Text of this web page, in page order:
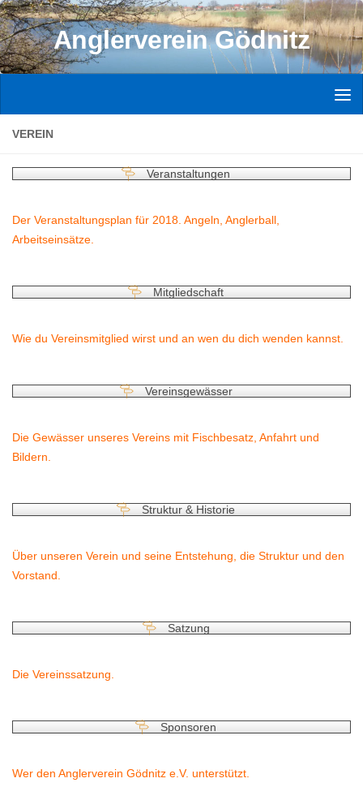
Zum Inhalt springen
Anglerverein Gödnitz
VEREIN
Veranstaltungen
Der Veranstaltungsplan für 2018. Angeln, Anglerball,
Arbeitseinsätze.
Mitgliedschaft
Wie du Vereinsmitglied wirst und an wen du dich wenden kannst.
Vereinsgewässer
Die Gewässer unseres Vereins mit Fischbesatz, Anfahrt und
Bildern.
Struktur & Historie
Über unseren Verein und seine Entstehung, die Struktur und den
Vorstand.
Satzung
Die Vereinssatzung.
Sponsoren
Wer den Anglerverein Gödnitz e.V. unterstützt.